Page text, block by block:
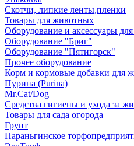
Скотчи, липкие ленты,пленки
Товары для животных
Оборудование и аксессуары
Оборудование "Бриг"
Оборудование "Пятигорск"
Прочее оборудование
Корм и кормовые добавки для
Пурина (Purina)
Mr.Cat/Dog
Средства гигиены и ухода за
Товары для сада огорода
Грунт
Параньгинское